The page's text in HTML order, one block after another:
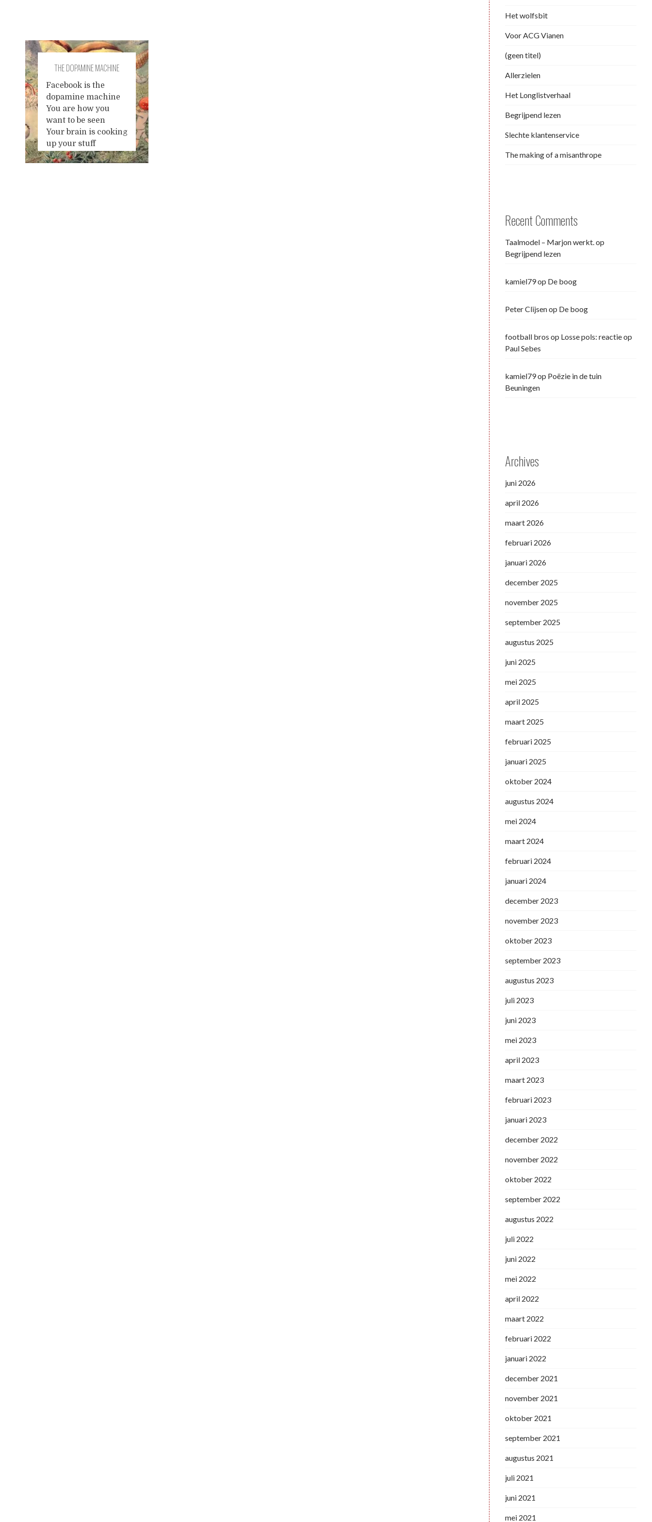
THE DOPAMINE MACHINE
Facebook is the
dopamine machine
You are how you
want to be seen
Your brain is cooking
up your stuff
Never mind you're
Het wolfsbit
Voor ACG Vianen
(geen titel)
Allerzielen
Het Longlistverhaal
Begrijpend lezen
Slechte klantenservice
The making of a misanthrope
Recent Comments
Taalmodel – Marjon werkt.op
Begrijpend lezen
kamiel79op De boog
Peter Clijsenop De boog
football bros op Losse pols: reactie op
Paul Sebes
kamiel79op Poëzie in de tuin
Beuningen
Archives
juni 2026
april 2026
maart 2026
februari 2026
januari 2026
december 2025
november 2025
september 2025
augustus 2025
juni 2025
mei 2025
april 2025
maart 2025
februari 2025
januari 2025
oktober 2024
augustus 2024
mei 2024
maart 2024
februari 2024
januari 2024
december 2023
november 2023
oktober 2023
september 2023
augustus 2023
juli 2023
juni 2023
mei 2023
april 2023
maart 2023
februari 2023
januari 2023
december 2022
november 2022
oktober 2022
september 2022
augustus 2022
juli 2022
juni 2022
mei 2022
april 2022
maart 2022
februari 2022
januari 2022
december 2021
november 2021
oktober 2021
september 2021
augustus 2021
juli 2021
juni 2021
mei 2021